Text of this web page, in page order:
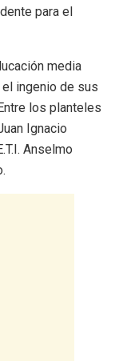
para el
media
ingenio de sus
los planteles
Ignacio
Anselmo